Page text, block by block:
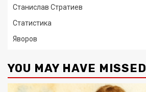
Станислав Стратиев
Статистика
Яворов
YOU MAY HAVE MISSED